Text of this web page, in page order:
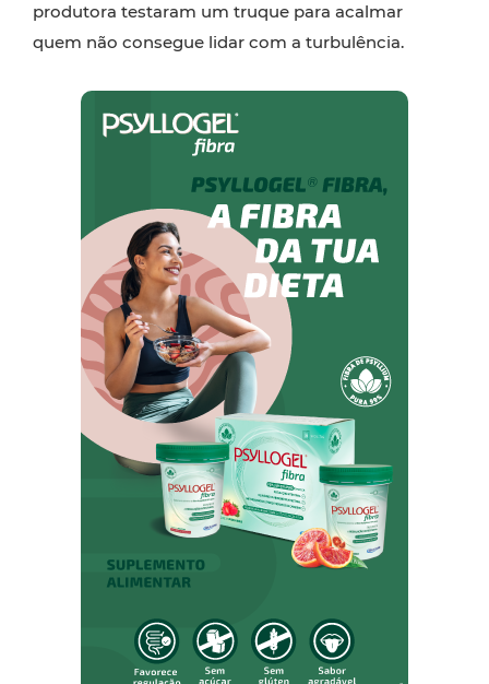
produtora testaram um truque para acalmar
quem não consegue lidar com a turbulência.